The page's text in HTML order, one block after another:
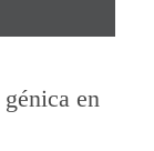
en